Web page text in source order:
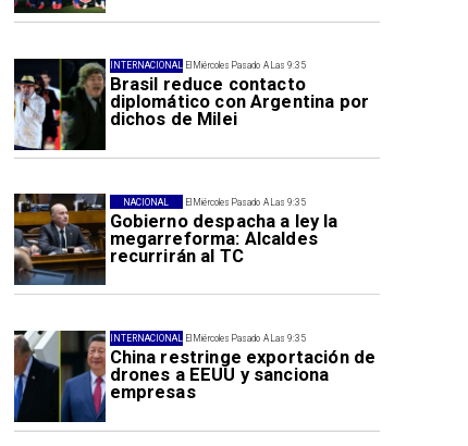
El Miércoles Pasado A Las 9:35
Brasil reduce contacto
diplomático con Argentina por
dichos de Milei
INTERNACIONAL
El Miércoles Pasado A Las 9:35
Gobierno despacha a ley la
megarreforma: Alcaldes
recurrirán al TC
NACIONAL
El Miércoles Pasado A Las 9:35
China restringe exportación de
drones a EEUU y sanciona
empresas
INTERNACIONAL